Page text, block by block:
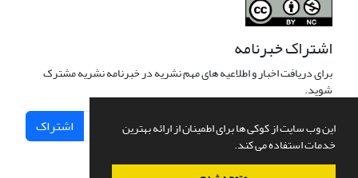
این وب سایت از کوکی ها برای اطمینان از ارائه بهترین
خدمات استفاده می کند.
اشتراک خبرنامه
برای دریافت اخبار و اطلاعیه های مهم نشریه در خبرنامه نشریه مشترک
شوید.
اشتراک